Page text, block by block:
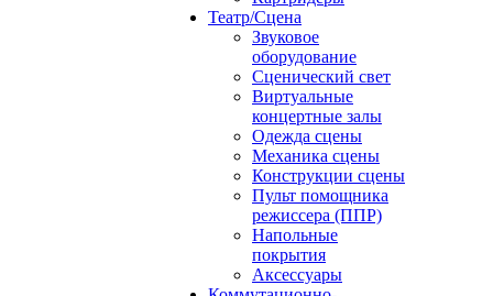
Театр/Сцена
Звуковое
оборудование
Сценический свет
Виртуальные
концертные залы
Одежда сцены
Механика сцены
Конструкции сцены
Пульт помощника
режиссера (ППР)
Напольные
покрытия
Аксессуары